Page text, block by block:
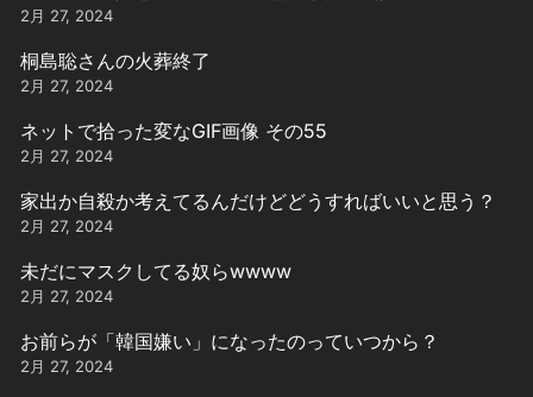
用
2月 27, 2024
桐島聡さんの火葬終了
2月 27, 2024
ネットで拾った変なGIF画像 その55
2月 27, 2024
家出か自殺か考えてるんだけどどうすればいいと思う？
2月 27, 2024
未だにマスクしてる奴らwwww
2月 27, 2024
お前らが「韓国嫌い」になったのっていつから？
2月 27, 2024